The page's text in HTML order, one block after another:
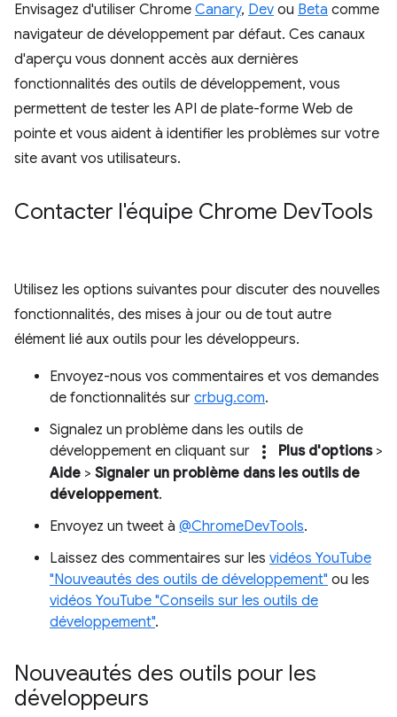
Envisagez d'utiliser Chrome Canary, Dev ou Beta comme
navigateur de développement par défaut. Ces canaux
d'aperçu vous donnent accès aux dernières
fonctionnalités des outils de développement, vous
permettent de tester les API de plate-forme Web de
pointe et vous aident à identifier les problèmes sur votre
site avant vos utilisateurs.
Contacter l'équipe Chrome DevTools
Utilisez les options suivantes pour discuter des nouvelles
fonctionnalités, des mises à jour ou de tout autre
élément lié aux outils pour les développeurs.
Envoyez-nous vos commentaires et vos demandes
de fonctionnalités sur crbug.com.
Signalez un problème dans les outils de
développement en cliquant sur
more_vert Plus d'options>
Aide > Signaler un problème dans les outils de
développement.
Envoyez un tweet à @ChromeDevTools.
Laissez des commentaires sur les vidéos YouTube
"Nouveautés des outils de développement" ou les
vidéos YouTube "Conseils sur les outils de
développement".
Nouveautés des outils pour les
développeurs